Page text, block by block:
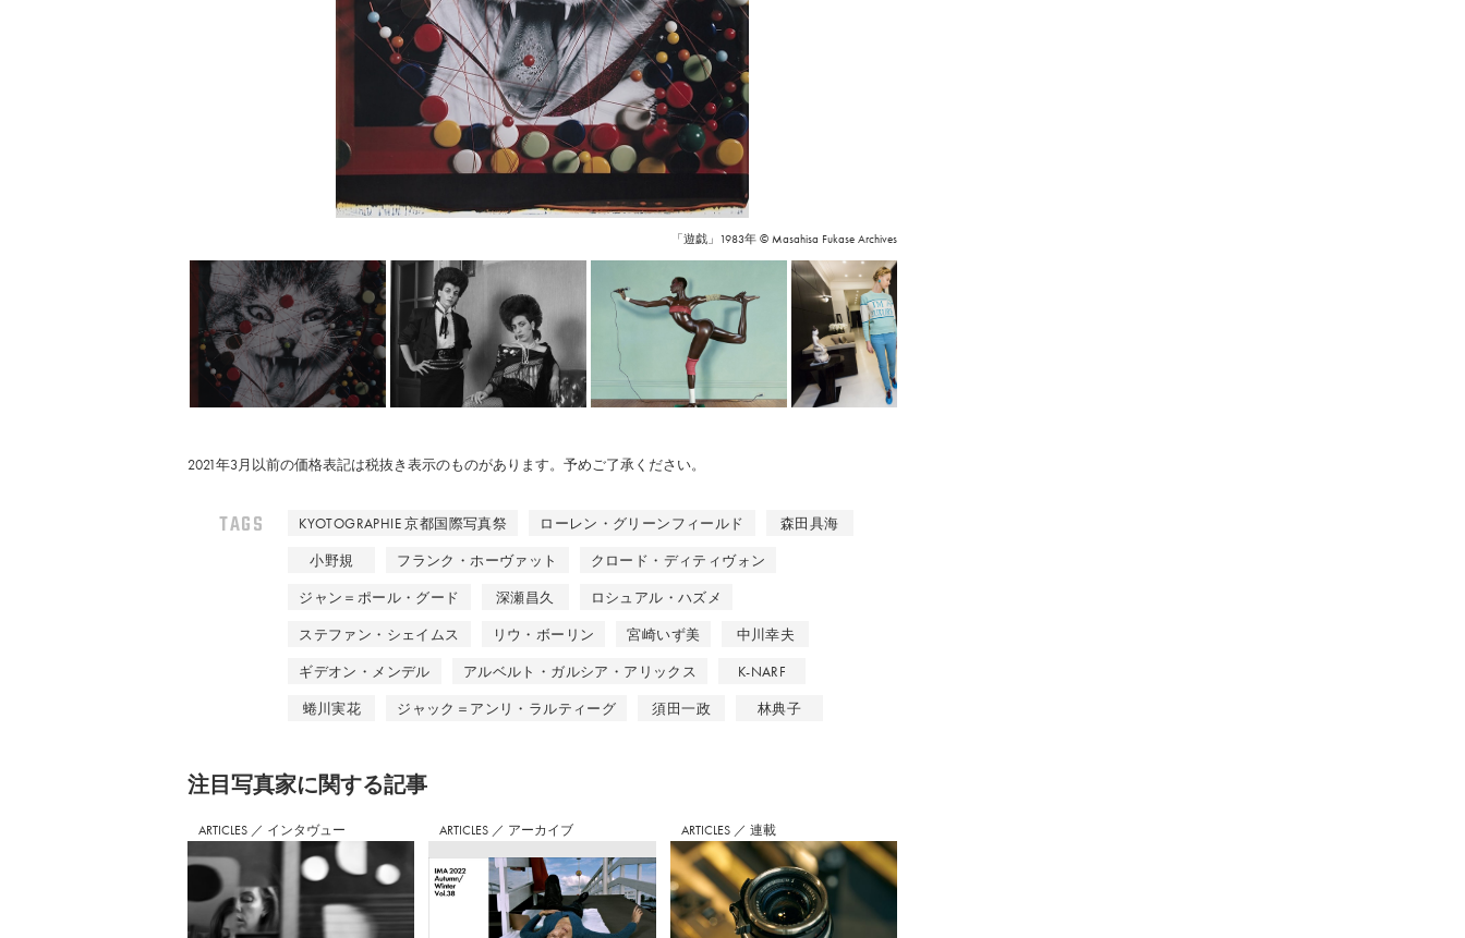
「遊戯」1983年 © Masahisa Fukase Archives
2021年3月以前の価格表記は税抜き表示のものがあります。予めご了承ください。
TAGS KYOTOGRAPHIE 京都国際写真祭 ローレン・グリーンフィールド
森田具海
小野規
フランク・ホーヴァット
クロード・ディティヴォン
ジャン＝ポール・グード
深瀬昌久
ロシュアル・ハズメ
ステファン・シェイムス
リウ・ボーリン 宮崎いず美
中川幸夫
ギデオン・メンデル
アルベルト・ガルシア・アリックス
K-NARF
蜷川実花
ジャック＝アンリ・ラルティーグ 須田一政 林典子
注⽬写真家に関する記事
ARTICLES ／ インタヴュー ARTICLES ／ アーカイブ ARTICLES ／ 連載